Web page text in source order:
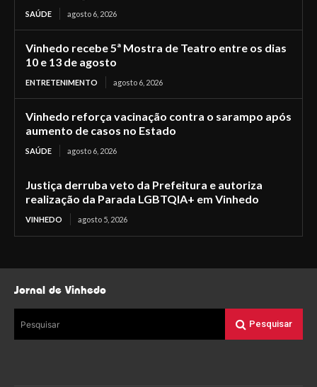
SAÚDE agosto 6, 2026
Vinhedo recebe 5ª Mostra de Teatro entre os dias
10 e 13 de agosto
ENTRETENIMENTO agosto 6, 2026
Vinhedo reforça vacinação contra o sarampo após
aumento de casos no Estado
SAÚDE agosto 6, 2026
Justiça derruba veto da Prefeitura e autoriza
realização da Parada LGBTQIA+ em Vinhedo
VINHEDO agosto 5, 2026
Jornal de Vinhedo
Pesquisar Pesquisar